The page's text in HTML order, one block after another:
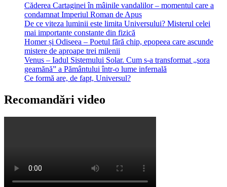
Căderea Cartaginei în mâinile vandalilor – momentul care a
condamnat Imperiul Roman de Apus
De ce viteza luminii este limita Universului? Misterul celei
mai importante constante din fizică
Homer și Odiseea – Poetul fără chip, epopeea care ascunde
mistere de aproape trei milenii
Venus – Iadul Sistemului Solar. Cum s-a transformat „sora
geamănă” a Pământului într-o lume infernală
Ce formă are, de fapt, Universul?
Recomandări video